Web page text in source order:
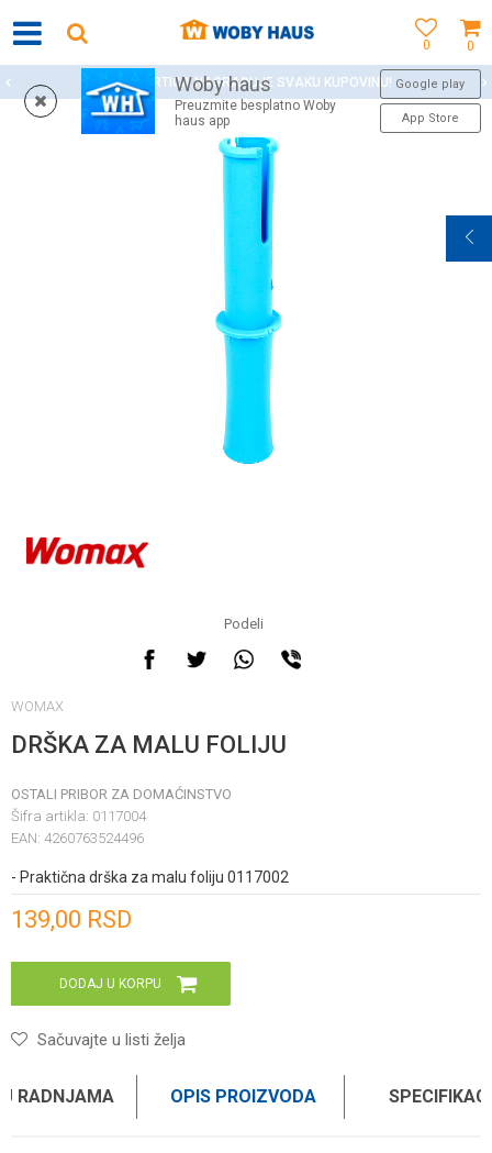
0
0
Woby haus
Preuzmite besplatno Woby
haus app
Google play
App Store
WOBY KARTICA NAGRAĐUJE SVAKU KUPOVINU!
Podeli
WOMAX
DRŠKA ZA MALU FOLIJU
OSTALI PRIBOR ZA DOMAĆINSTVO
Šifra artikla: 0117004
EAN: 4260763524496
- Praktična drška za malu foliju 0117002
139,00 RSD
DODAJ U KORPU
Sačuvajte u listi želja
RADNJAMA OPIS PROIZVODA